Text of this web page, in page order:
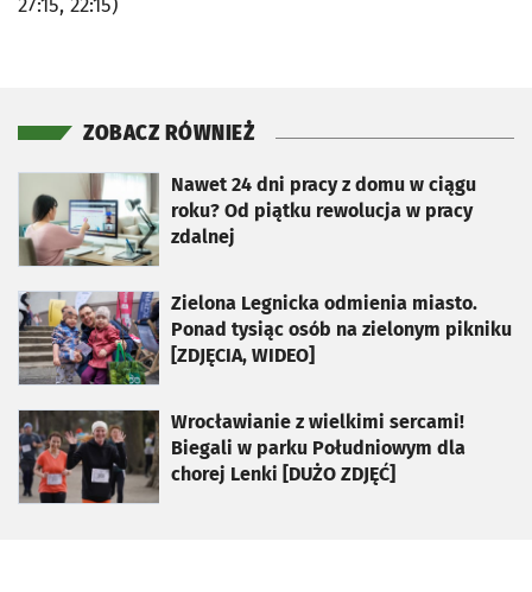
27:15, 22:15)
ZOBACZ RÓWNIEŻ
Nawet 24 dni pracy z domu w ciągu
roku? Od piątku rewolucja w pracy
zdalnej
otworzy się w nowej karcie
Zielona Legnicka odmienia miasto.
Ponad tysiąc osób na zielonym pikniku
[ZDJĘCIA, WIDEO]
otworzy się w nowej karcie
Wrocławianie z wielkimi sercami!
Biegali w parku Południowym dla
chorej Lenki [DUŻO ZDJĘĆ]
otworzy się w nowej karcie